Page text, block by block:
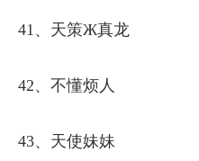
41、天策Ж真龙
42、不懂烦人
43、天使妹妹